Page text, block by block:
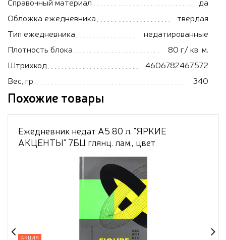
Обложка ежедневника
твердая
Тип ежедневника
недатированные
Плотность блока
80 г/ кв. м.
Штрихкод
4606782467572
Вес, гр.
340
Похожие товары
Ежедневник недат А5 80 л. "ЯРКИЕ
АКЦЕНТЫ" 7БЦ глянц. лам., цвет
мелов.облож, ТМ"Collezione"
АКЦИЯ